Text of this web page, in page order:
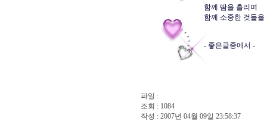
함께 땀을 흘리며
함께 소중한 것들
- 좋은글중에서 -
파일 :
조회 : 1084
작성 : 2007년 04월 09일 23:58:37